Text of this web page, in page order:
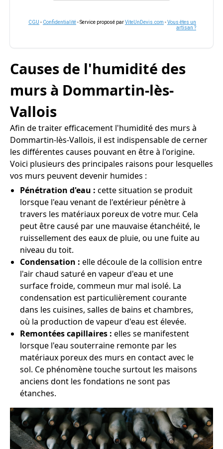
CGU - Confidentialité- Service proposé parViteUnDevis.com -Vous êtes un
artisan ?
Causes de l'humidité des
murs à Dommartin-lès-
Vallois
Afin de traiter efficacement l'humidité des murs à
Dommartin-lès-Vallois, il est indispensable de cerner
les différentes causes pouvant en être à l'origine.
Voici plusieurs des principales raisons pour lesquelles
vos murs peuvent devenir humides :
Pénétration d'eau : cette situation se produit
lorsque l'eau venant de l'extérieur pénètre à
travers les matériaux poreux de votre mur. Cela
peut être causé par une mauvaise étanchéité, le
ruissellement des eaux de pluie, ou une fuite au
niveau du toit.
Condensation : elle découle de la collision entre
l'air chaud saturé en vapeur d'eau et une
surface froide, commeun mur mal isolé. La
condensation est particulièrement courante
dans les cuisines, salles de bains et chambres,
où la production de vapeur d'eau est élevée.
Remontées capillaires : elles se manifestent
lorsque l'eau souterraine remonte par les
matériaux poreux des murs en contact avec le
sol. Ce phénomène touche surtout les maisons
anciens dont les fondations ne sont pas
étanches.